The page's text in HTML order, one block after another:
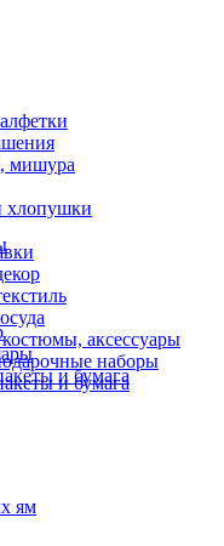
мишура
хлопушки
аксессуары
наборы
и бумага
и бумага
ям